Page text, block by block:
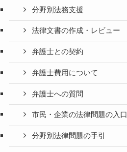
分野別法務支援
法律文書の作成・レビュー
弁護士との契約
弁護士費用について
弁護士への質問
市民・企業の法律問題の入口
分野別法律問題の手引